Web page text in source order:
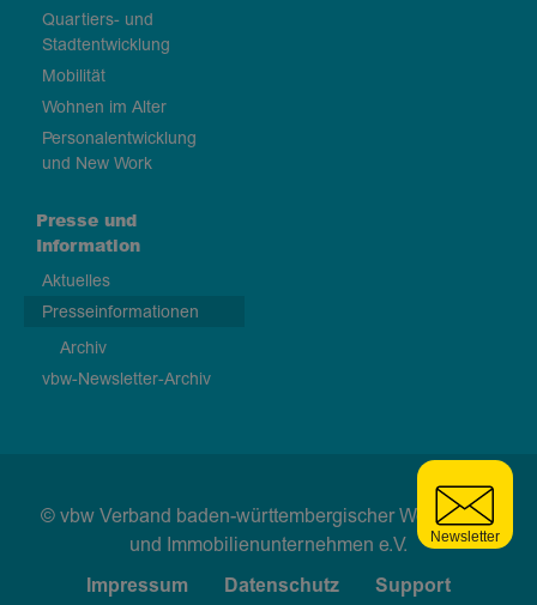
Quartiers- und
Stadtentwicklung
Mobilität
Wohnen im Alter
Personalentwicklung
und New Work
Presse und
Information
Aktuelles
Presseinformationen
Archiv
vbw-Newsletter-Archiv
© vbw Verband baden-württembergischer Wohnungs-
und Immobilienunternehmen e.V.
Impressum
Datenschutz Support